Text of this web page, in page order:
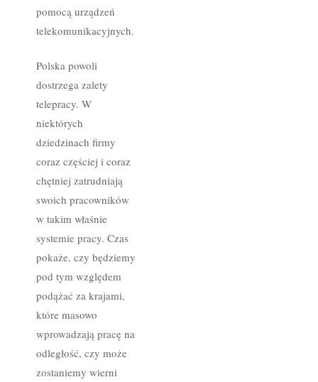
pomocą urządzeń
telekomunikacyjnych.
Polska powoli
dostrzega zalety
telepracy. W
niektórych
dziedzinach firmy
coraz częściej i coraz
chętniej zatrudniają
swoich pracowników
w takim właśnie
systemie pracy. Czas
pokaże, czy będziemy
pod tym względem
podążać za krajami,
które masowo
wprowadzają pracę na
odległość, czy może
zostaniemy wierni